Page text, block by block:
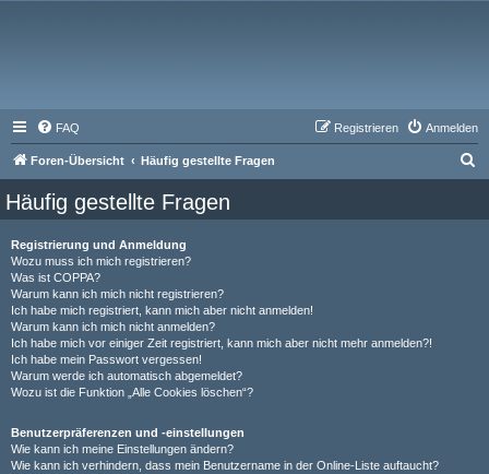
FAQ Anmelden
Registrieren
Foren-Übersicht Häufig gestellte Fragen
Häufig gestellte Fragen
Registrierung und Anmeldung
Wozu muss ich mich registrieren?
Was ist COPPA?
Warum kann ich mich nicht registrieren?
Ich habe mich registriert, kann mich aber nicht anmelden!
Warum kann ich mich nicht anmelden?
Ich habe mich vor einiger Zeit registriert, kann mich aber nicht mehr anmelden?!
Ich habe mein Passwort vergessen!
Warum werde ich automatisch abgemeldet?
Wozu ist die Funktion „Alle Cookies löschen“?
Benutzerpräferenzen und -einstellungen
Wie kann ich meine Einstellungen ändern?
Wie kann ich verhindern, dass mein Benutzername in der Online-Liste auftaucht?